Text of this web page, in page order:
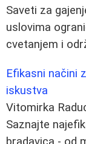
Saveti za
uslovima
cvetanjem i
Efikasni načini
iskustva
Vitomirka
Saznajte